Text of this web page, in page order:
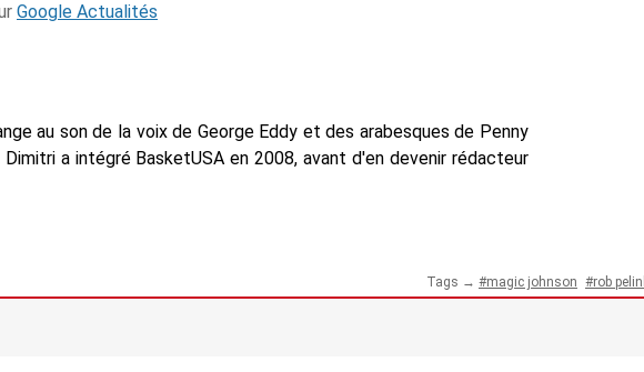
Google Actualités
au son de la voix de George Eddy et des arabesques de Penny
Dimitri a intégré BasketUSA en 2008, avant d'en devenir rédacteur
Tags → magic johnson rob